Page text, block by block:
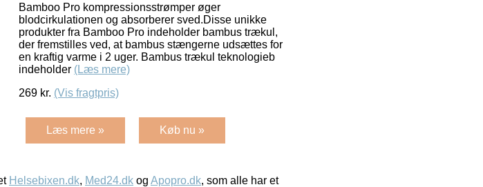
Bamboo Pro kompressionsstrømper øger
blodcirkulationen og absorberer sved.Disse unikke
produkter fra Bamboo Pro indeholder bambus trækul,
der fremstilles ved, at bambus stængerne udsættes for
en kraftig varme i 2 uger. Bambus trækul teknologieb
indeholder (Læs mere)
269 kr. (Vis fragtpris)
Læs mere » Køb nu »
Helsebixen.dk, Med24.dk og Apopro.dk, som alle har et